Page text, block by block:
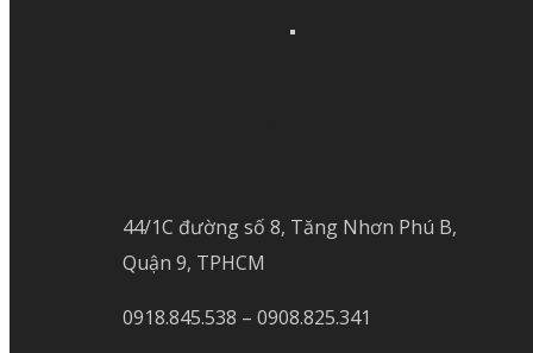
44/1C đường số 8, Tăng Nhơn Phú B,
Quận 9, TPHCM
0918.845.538 – 0908.825.341